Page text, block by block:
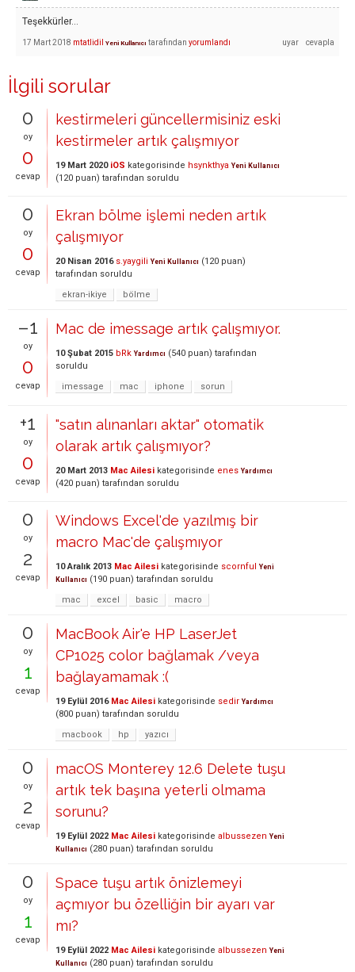
Teşekkürler...
17 Mart 2018 mtatlidil Yeni Kullanıcı tarafından yorumlandı
İlgili sorular
0
oy
0
cevap
kestirmeleri güncellermisiniz eski
kestirmeler artık çalışmıyor
19 Mart 2020 iOS kategorisinde hsynkthya Yeni Kullanıcı
(120 puan) tarafından soruldu
0
oy
0
cevap
Ekran bölme işlemi neden artık
çalışmıyor
20 Nisan 2016 s.yaygili Yeni Kullanıcı (120 puan)
tarafından soruldu
ekran-ikiye
bölme
–1
oy
0
cevap
Mac de imessage artık çalışmıyor.
10 Şubat 2015 bRk Yardımcı (540 puan) tarafından
soruldu
imessage
mac iphone sorun
+1
oy
0
cevap
"satın alınanları aktar" otomatik
olarak artık çalışmıyor?
20 Mart 2013 Mac Ailesi kategorisinde enes Yardımcı
(420 puan) tarafından soruldu
0
oy
2
cevap
Windows Excel'de yazılmış bir
macro Mac'de çalışmıyor
10 Aralık 2013 Mac Ailesi kategorisinde scornful Yeni
Kullanıcı (190 puan) tarafından soruldu
mac
excel basic macro
0
oy
1
cevap
MacBook Air'e HP LaserJet
CP1025 color bağlamak /veya
bağlayamamak :(
19 Eylül 2016 Mac Ailesi kategorisinde sedir Yardımcı
(800 puan) tarafından soruldu
macbook
hp yazıcı
0
oy
2
cevap
macOS Monterey 12.6 Delete tuşu
artık tek başına yeterli olmama
sorunu?
19 Eylül 2022 Mac Ailesi kategorisinde albussezen Yeni
Kullanıcı (280 puan) tarafından soruldu
0
oy
1
cevap
Space tuşu artık önizlemeyi
açmıyor bu özelliğin bir ayarı var
mı?
19 Eylül 2022 Mac Ailesi kategorisinde albussezen Yeni
Kullanıcı (280 puan) tarafından soruldu